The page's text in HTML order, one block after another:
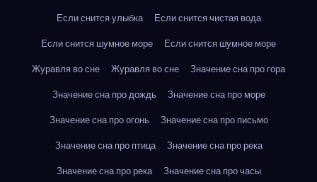
Если снится улыбка
Если снится чистая вода
Если снится шумное море
Если снится шумное море
Журавля во сне
Журавля во сне
Значение сна про гора
Значение сна про дождь
Значение сна про море
Значение сна про огонь
Значение сна про письмо
Значение сна про птица
Значение сна про река
Значение сна про река
Значение сна про часы